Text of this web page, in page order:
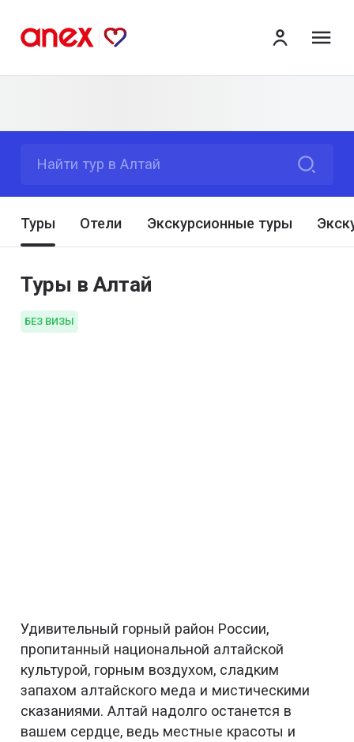
Найти тур в Алтай
Туры Отели Экскурсионные туры
Туры в Алтай
БЕЗ ВИЗЫ
Удивительный горный район России,
пропитанный национальной алтайской
культурой, горным воздухом, сладким
запахом алтайского меда и мистическими
сказаниями. Алтай надолго останется в
вашем сердце, ведь местные красоты и